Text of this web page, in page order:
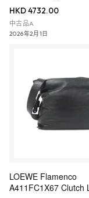
HKD 4732.00
中古品A
2026年2月1日
LOEWE Flamenco
A411FC1X67 Clutch